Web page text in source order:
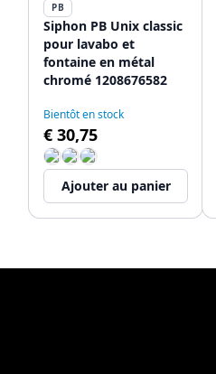
PB
Siphon PB Unix classic
pour lavabo et
fontaine en métal
chromé 1208676582
Bientôt en stock
€ 30,75
Ajouter au panier